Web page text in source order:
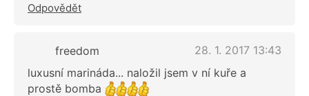
Odpovědět
freedom
28. 1. 2017 13:43
luxusní marináda... naložil jsem v ní kuře a
prostě bomba